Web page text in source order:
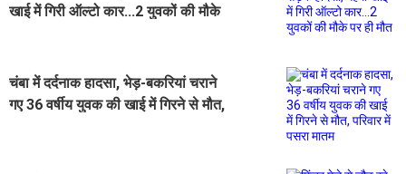
खाई में गिरी ऑल्टो कार...2 युवकों की मौके
चंबा में दर्दनाक हादसा, भेड़-बकरियां चराने
गए 36 वर्षीय युवक की खाई में गिरने से मौत,